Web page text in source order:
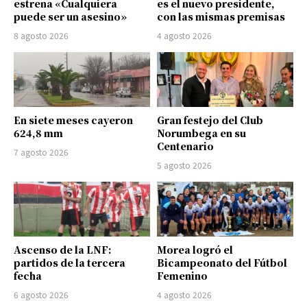
estrena «Cualquiera
puede ser un asesino»
8 agosto 2026
es el nuevo presidente,
con las mismas premisas
4 agosto 2026
En siete meses cayeron
624,8 mm
7 agosto 2026
Gran festejo del Club
Norumbega en su
Centenario
5 agosto 2026
Ascenso de la LNF:
partidos de la tercera
fecha
6 agosto 2026
Morea logró el
Bicampeonato del Fútbol
Femenino
4 agosto 2026